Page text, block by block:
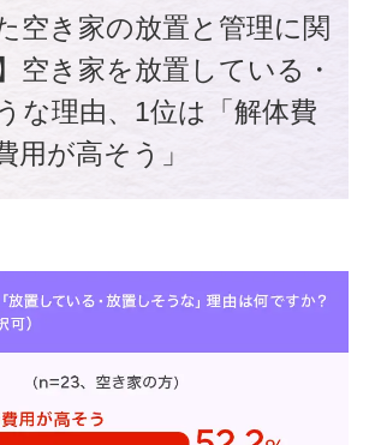
空き家の放置と管理に関
空き家を放置している・
な理由、1位は「解体費
用が高そう」